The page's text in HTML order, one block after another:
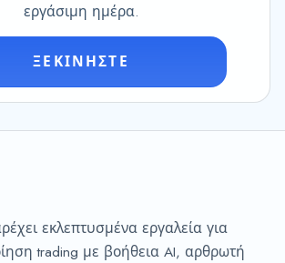
εργάσιμη ημέρα.
ΞΕΚΙΝΉΣΤΕ
εκλεπτυσμένα εργαλεία για
trading με βοήθεια AI, αρθρωτή